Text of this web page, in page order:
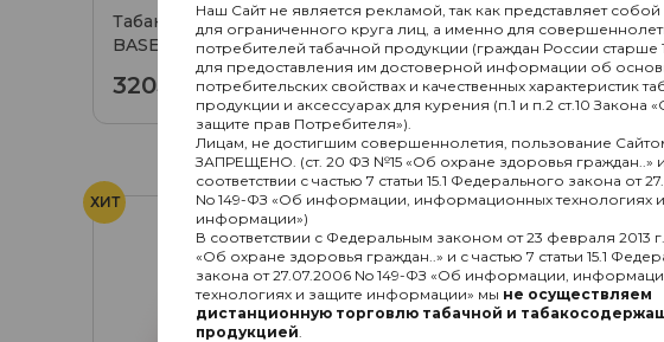
Табак жевательный DZEN MINI
BASE MELLOW (NEW)
320₽ Подробнее
Табак
BASE COLD DRY
320₽
ХИТ ХИТ
Наш Сайт не является рекламой, так как представляет собой
для ограниченного круга лиц, а именно для
потребителей табачной продукции (граждан России старше
для предоставления им достоверной информации об
потребительских свойствах и качественных характеристик
продукции и аксессуарах для курения (п.1 и п.2 ст.10 Закона
защите прав Потребителя»).
Лицам, не достигшим совершеннолетия, пользование
ЗАПРЕЩЕНО. (ст. 20 ФЗ №15 «Об охране здоровья граждан..»
соответствии с частью 7 статьи 15.1 Федерального закона от
No 149-ФЗ «Об информации, информационных технологиях
информации»)
В соответствии с Федеральным законом от 23 февраля 2013
«Об охране здоровья граждан..» и с частью 7 статьи 15.1
закона от 27.07.2006 No 149-ФЗ «Об информации,
технологиях и защите информации» мы не осуществляем
дистанционную торговлю табачной и
продукцией.